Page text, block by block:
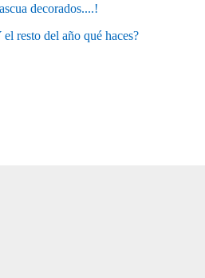
decorados....!
resto del año qué haces?